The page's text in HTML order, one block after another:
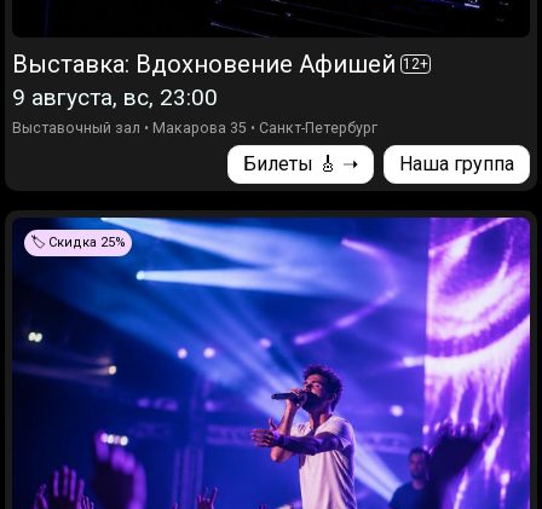
Выставка: Вдохновение Афишей 12+
9 августа, вс, 23:00
Выставочный зал • Макарова 35 • Санкт-Петербург
Билеты 🎸 ➝ Наша группа
🏷️ Скидка 25%